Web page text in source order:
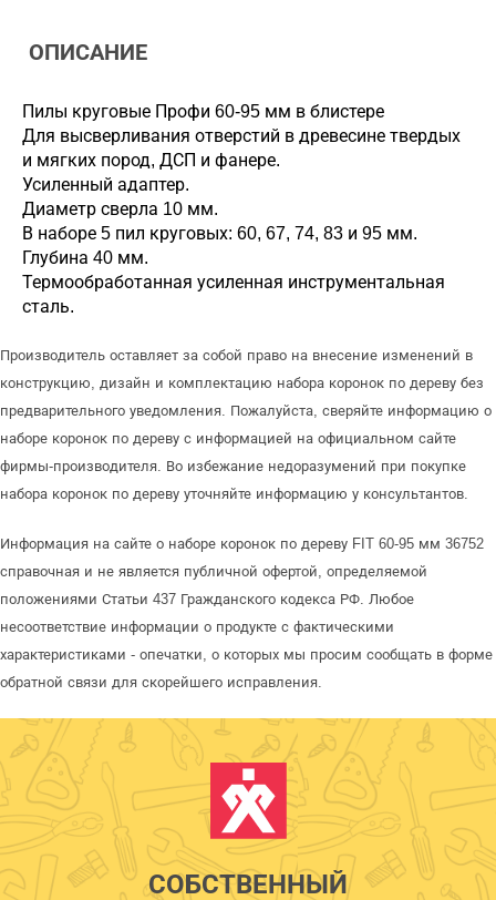
ОПИСАНИЕ
Пилы круговые Профи 60-95 мм в блистере
Для высверливания отверстий в древесине твердых
и мягких пород, ДСП и фанере.
Усиленный адаптер.
Диаметр сверла 10 мм.
В наборе 5 пил круговых: 60, 67, 74, 83 и 95 мм.
Глубина 40 мм.
Термообработанная усиленная инструментальная
сталь.
Производитель оставляет за собой право на внесение изменений в
конструкцию, дизайн и комплектацию набора коронок по дереву без
предварительного уведомления. Пожалуйста, сверяйте информацию о
наборе коронок по дереву с информацией на официальном сайте
фирмы-производителя. Во избежание недоразумений при покупке
набора коронок по дереву уточняйте информацию у консультантов.
Информация на сайте о наборе коронок по дереву FIT 60-95 мм 36752
справочная и не является публичной офертой, определяемой
положениями Статьи 437 Гражданского кодекса РФ. Любое
несоответствие информации о продукте с фактическими
характеристиками - опечатки, о которых мы просим сообщать в форме
обратной связи для скорейшего исправления.
СОБСТВЕННЫЙ